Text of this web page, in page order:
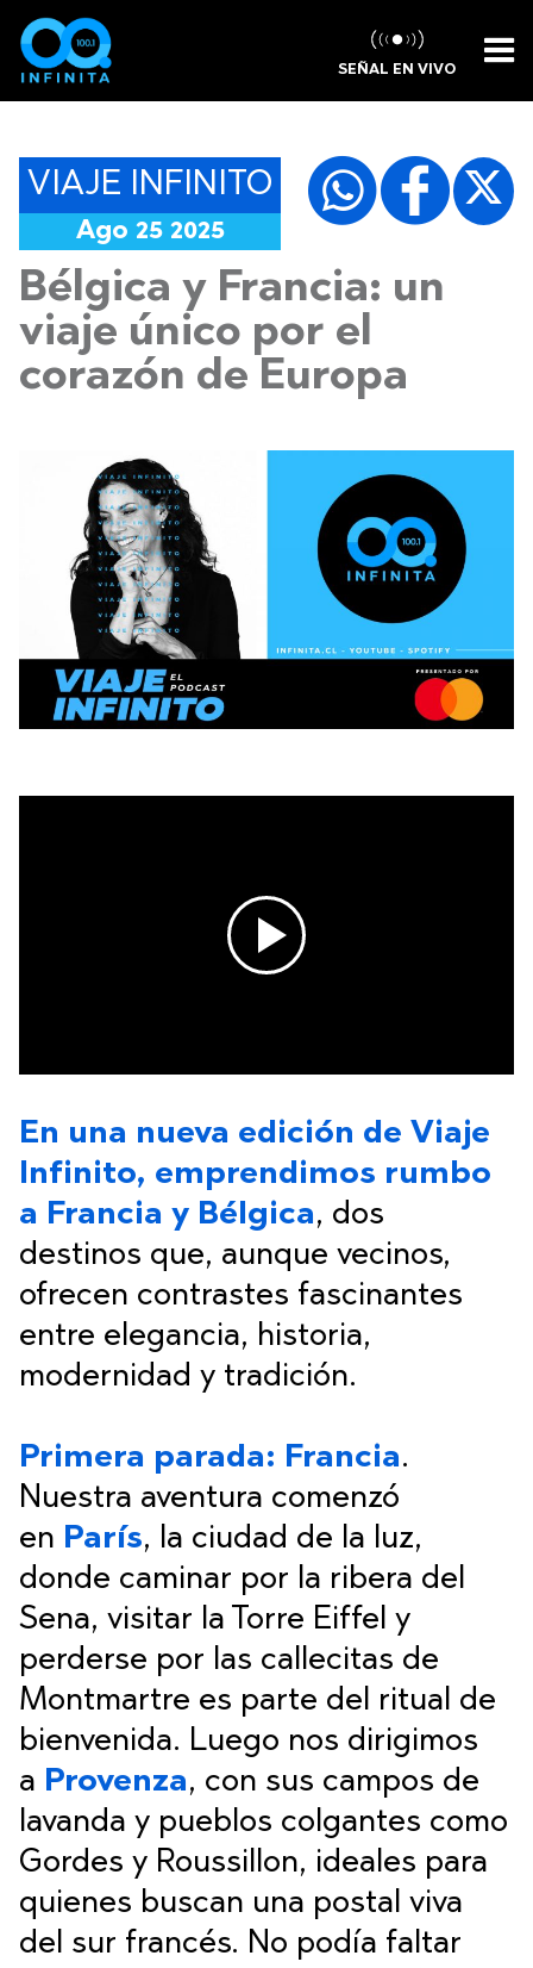
SEÑAL EN VIVO
VIAJE INFINITO
Ago 25 2025
Bélgica y Francia: un
viaje único por el
corazón de Europa
En una nueva edición de Viaje
Infinito, emprendimos rumbo
a Francia y Bélgica, dos
destinos que, aunque vecinos,
ofrecen contrastes fascinantes
entre elegancia, historia,
modernidad y tradición.
Primera parada: Francia.
Nuestra aventura comenzó
en París, la ciudad de la luz,
donde caminar por la ribera del
Sena, visitar la Torre Eiffel y
perderse por las callecitas de
Montmartre es parte del ritual de
bienvenida. Luego nos dirigimos
a Provenza, con sus campos de
lavanda y pueblos colgantes como
Gordes y Roussillon, ideales para
quienes buscan una postal viva
del sur francés. No podía faltar